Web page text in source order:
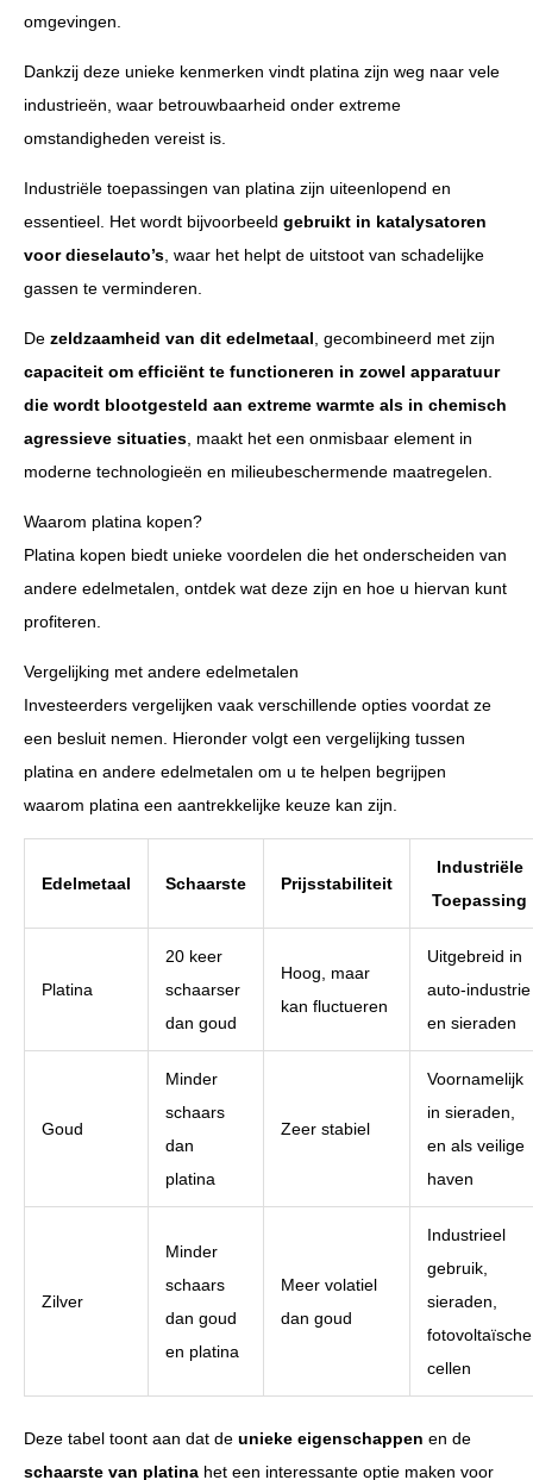
omgevingen.
Dankzij deze unieke kenmerken vindt platina zijn weg naar vele
industrieën, waar betrouwbaarheid onder extreme
omstandigheden vereist is.
Industriële toepassingen van platina zijn uiteenlopend en
essentieel. Het wordt bijvoorbeeld gebruikt in katalysatoren
voor dieselauto’s, waar het helpt de uitstoot van schadelijke
gassen te verminderen.
De zeldzaamheid van dit edelmetaal, gecombineerd met zijn
capaciteit om efficiënt te functioneren in zowel apparatuur
die wordt blootgesteld aan extreme warmte als in chemisch
agressieve situaties, maakt het een onmisbaar element in
moderne technologieën en milieubeschermende maatregelen.
Waarom platina kopen?
Platina kopen biedt unieke voordelen die het onderscheiden van
andere edelmetalen, ontdek wat deze zijn en hoe u hiervan kunt
profiteren.
Vergelijking met andere edelmetalen
Investeerders vergelijken vaak verschillende opties voordat ze
een besluit nemen. Hieronder volgt een vergelijking tussen
platina en andere edelmetalen om u te helpen begrijpen
waarom platina een aantrekkelijke keuze kan zijn.
Edelmetaal Schaarste Prijsstabiliteit
Industriële
Toepassing
Platina
20 keer
schaarser
dan goud
Hoog, maar
kan fluctueren
Uitgebreid in
auto-industrie
en sieraden
Goud
Minder
schaars
dan
platina
Zeer stabiel
Voornamelijk
in sieraden,
en als veilige
haven
Zilver
Minder
schaars
dan goud
en platina
Meer volatiel
dan goud
Industrieel
gebruik,
sieraden,
fotovoltaïsche
cellen
Deze tabel toont aan dat de unieke eigenschappen en de
schaarste van platina het een interessante optie maken voor